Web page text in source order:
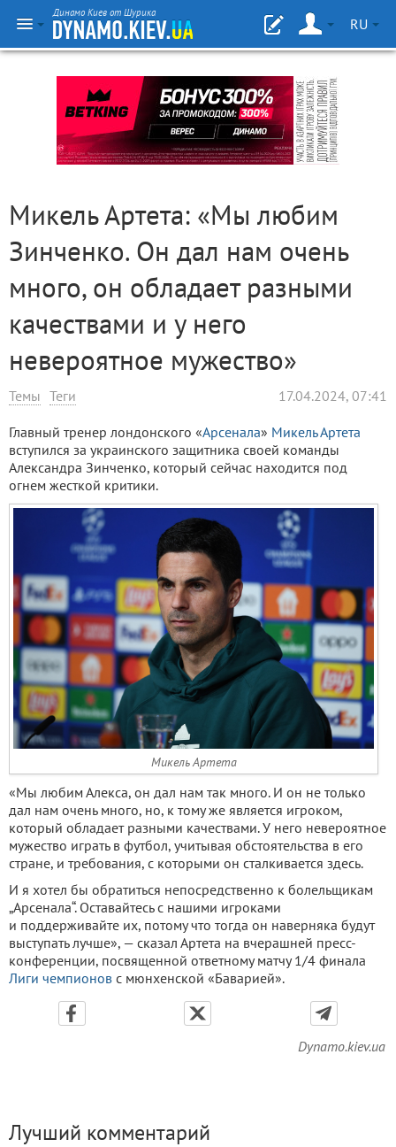
Динамо Киев от Шурика
RU
Микель Артета: «Мы любим
Зинченко. Он дал нам очень
много, он обладает разными
качествами и у него
невероятное мужество»
Темы Теги 17.04.2024, 07:41
Главный тренер лондонского «Арсенала» Микель Артета
вступился за украинского защитника своей команды
Александра Зинченко, который сейчас находится под
огнем жесткой критики.
Микель Артета
«Мы любим Алекса, он дал нам так много. И он не только
дал нам очень много, но, к тому же является игроком,
который обладает разными качествами. У него невероятное
мужество играть в футбол, учитывая обстоятельства в его
стране, и требования, с которыми он сталкивается здесь.
И я хотел бы обратиться непосредственно к болельщикам
„Арсенала“. Оставайтесь с нашими игроками
и поддерживайте их, потому что тогда он наверняка будут
выступать лучше», — сказал Артета на вчерашней пресс-
конференции, посвященной ответному матчу 1/4 финала
Лиги чемпионов с мюнхенской «Баварией».
Dynamo.kiev.ua
Лучший комментарий